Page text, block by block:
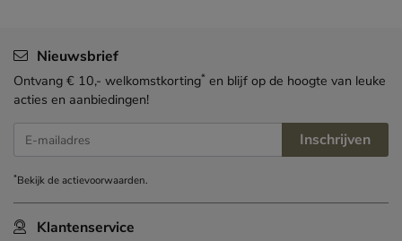
Klantenservice
Nieuwsbrief
Ontvang € 10,- welkomstkorting* en blijf op de hoogte van leuke
acties en aanbiedingen!
E-mailadres Inschrijven
*Bekijk deactievoorwaarden.